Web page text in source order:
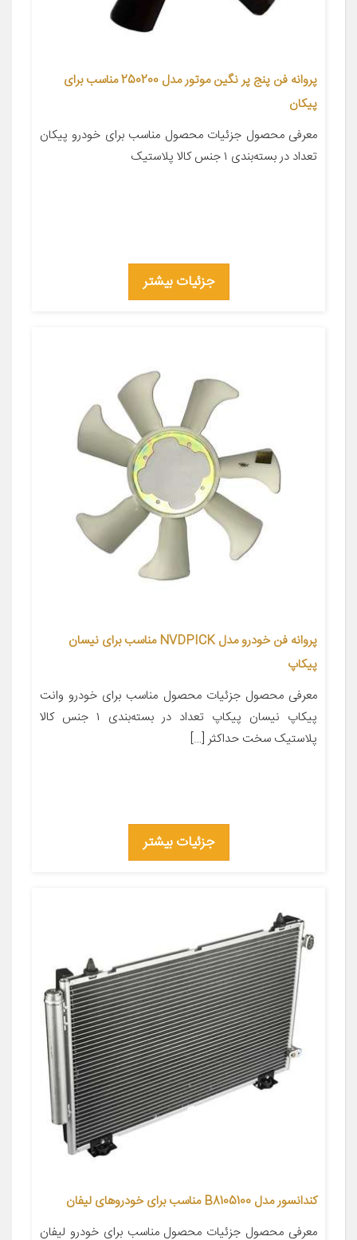
پروانه فن پنج پر نگین موتور مدل 250200 مناسب برای
پیکان
معرفی محصول جزئیات محصول مناسب برای خودرو پیکان
تعداد در بسته‌بندی ۱ جنس کالا پلاستیک
جزئیات بیشتر
پروانه فن خودرو مدل NVDPICK مناسب برای نیسان
پیکاپ
معرفی محصول جزئیات محصول مناسب برای خودرو وانت
پیکاپ نیسان پیکاپ تعداد در بسته‌بندی ۱ جنس کالا
پلاستیک سخت حداکثر […]
جزئیات بیشتر
کندانسور مدل B8105100 مناسب برای خودروهای لیفان
معرفی محصول جزئیات محصول مناسب برای خودرو لیفان